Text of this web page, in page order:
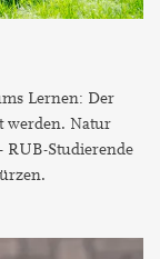
Lernen: Der
werden. Natur
Studierende